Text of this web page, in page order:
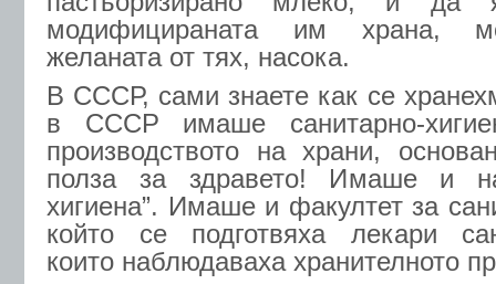
модифицираната им храна,
желаната от тях, насока.
В СССР, сами знаете как се
в СССР имаше санитарно-
производството на храни,
полза за здравето! Имаше и
хигиена”. Имаше и факултет за
който се подготвяха лекари
които наблюдаваха хранителното